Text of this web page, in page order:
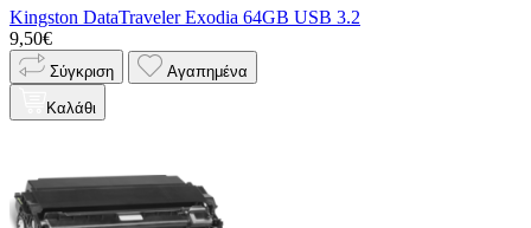
Kingston DataTraveler Exodia 64GB USB 3.2
9,50€
Σύγκριση Αγαπημένα
Καλάθι